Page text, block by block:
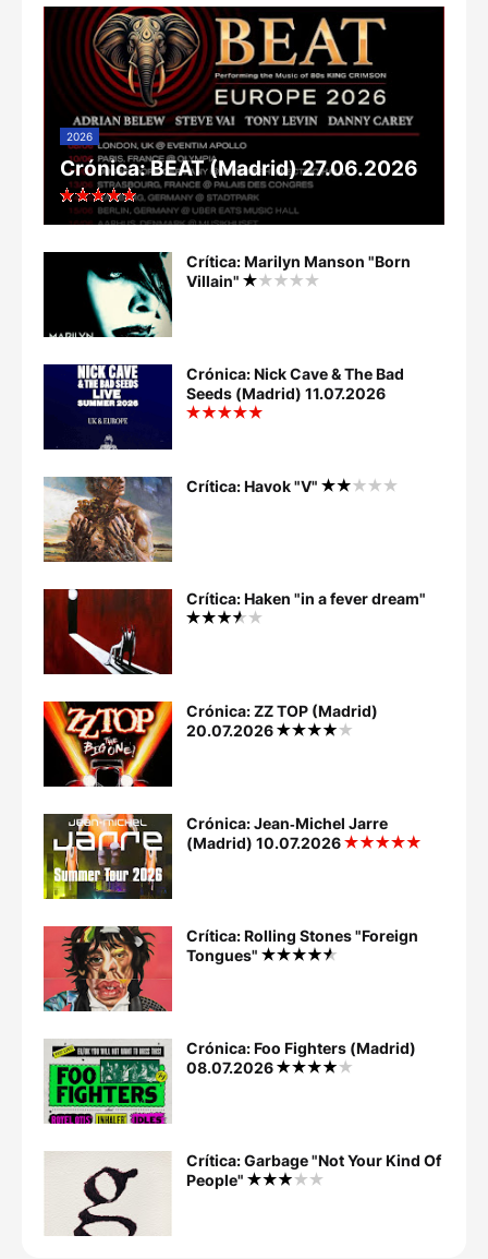
2026
Crónica: BEAT (Madrid) 27.06.2026
Crítica: Marilyn Manson "Born
Villain"
Crónica: Nick Cave & The Bad
Seeds (Madrid) 11.07.2026
Crítica: Havok "V"
Crítica: Haken "in a fever dream"
Crónica: ZZ TOP (Madrid)
20.07.2026
Crónica: Jean‐Michel Jarre
(Madrid) 10.07.2026
Crítica: Rolling Stones "Foreign
Tongues"
Crónica: Foo Fighters (Madrid)
08.07.2026
Crítica: Garbage "Not Your Kind Of
People"